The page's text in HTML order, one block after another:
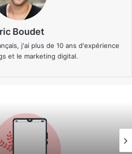
Boudet
j'ai plus de 10 ans d'expérience
et le marketing digital.